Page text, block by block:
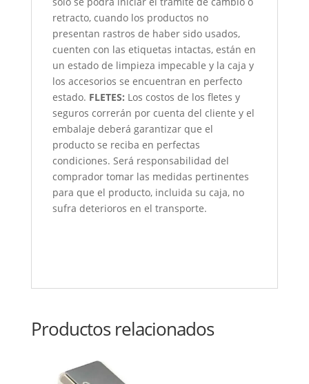
retracto, cuando los productos no
presentan rastros de haber sido usados,
cuenten con las etiquetas intactas, están en
un estado de limpieza impecable y la caja y
los accesorios se encuentran en perfecto
estado. FLETES: Los costos de los fletes y
seguros correrán por cuenta del cliente y el
embalaje deberá garantizar que el
producto se reciba en perfectas
condiciones. Será responsabilidad del
comprador tomar las medidas pertinentes
para que el producto, incluida su caja, no
sufra deterioros en el transporte.
Productos relacionados